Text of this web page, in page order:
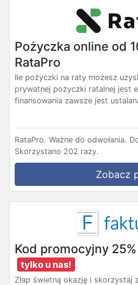
Pożyczka online od
RataPro
Ile pożyczki na raty możesz
prywatnej pożyczki ratalnej jest
finansowania zawsze jest
RataPro. Ważne do odwołania.
Skorzystano 202 razy.
Zobacz
Kod promocyjny
tylko u nas!
Złap świetną okazję i skorzystaj